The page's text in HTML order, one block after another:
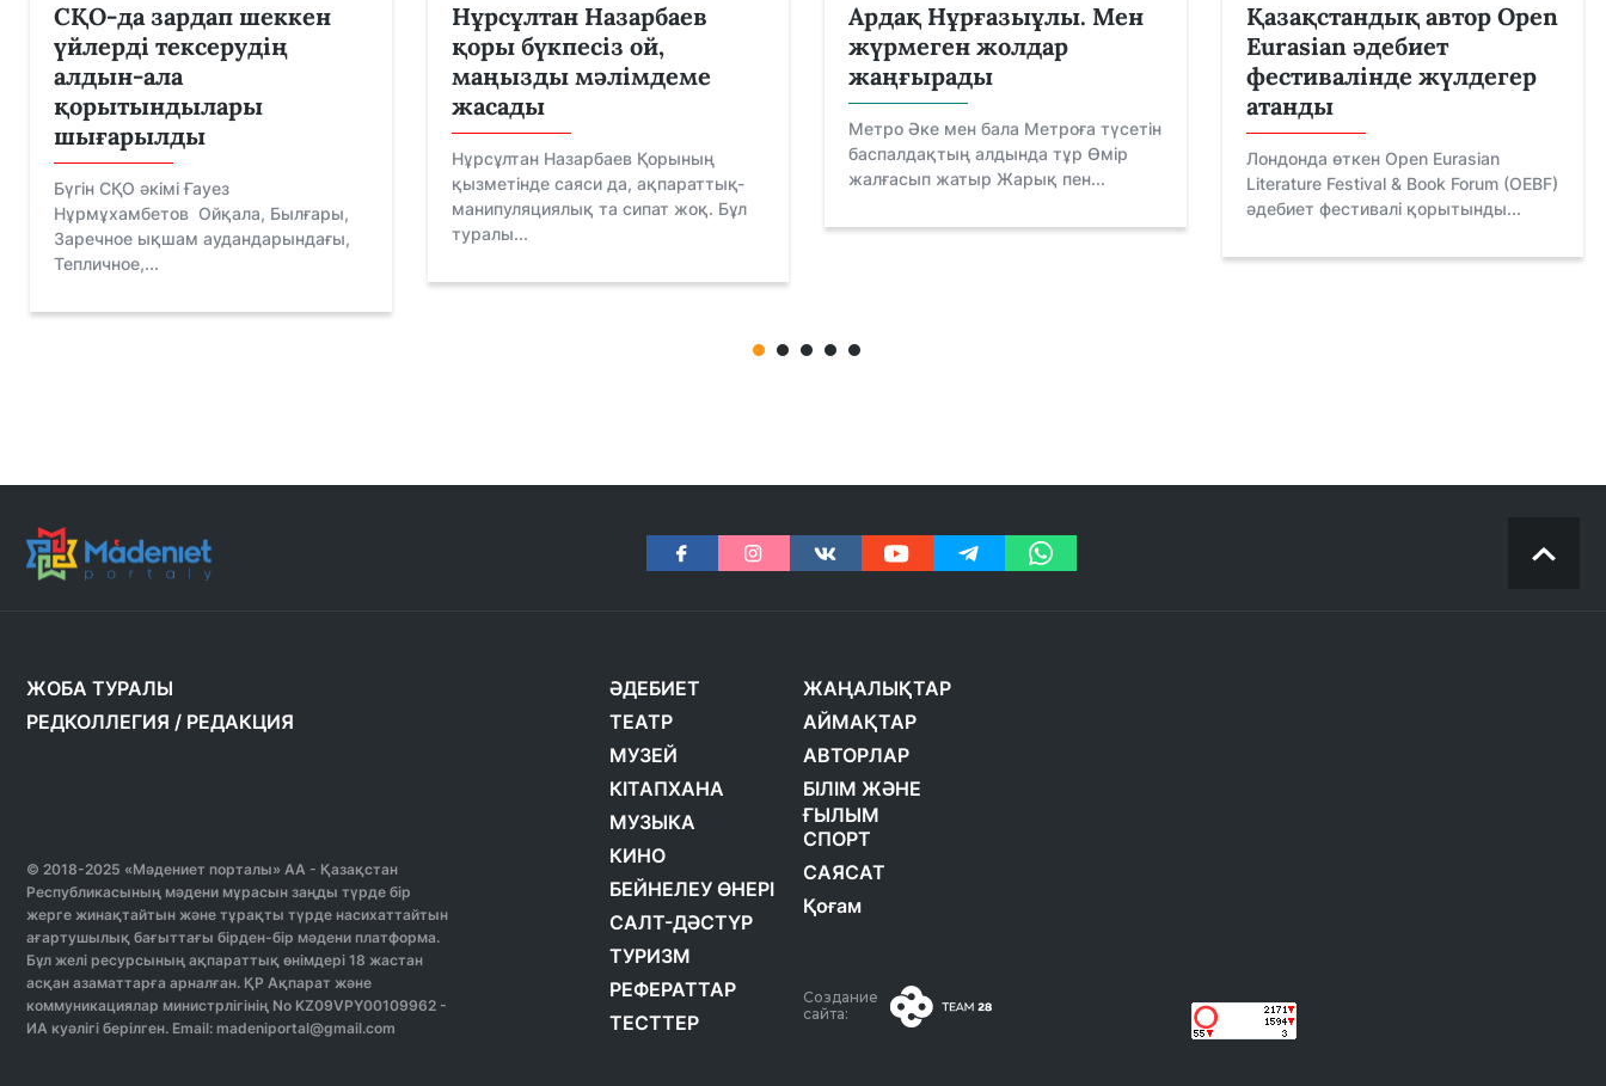
СҚО-да зардап шеккен
үйлерді тексерудің
алдын-ала
қорытындылары
шығарылды
Бүгін СҚО әкімі Ғауез
Нұрмұхамбетов Ойқала, Былғары,
Заречное ықшам аудандарындағы,
Тепличное,...
Нұрсұлтан Назарбаев
қоры бүкпесіз ой,
маңызды мәлімдеме
жасады
Нұрсұлтан Назарбаев Қорының
қызметінде саяси да, ақпараттық-
манипуляциялық та сипат жоқ. Бұл
туралы...
Ардақ Нұрғазыұлы. Мен
жүрмеген жолдар
жаңғырады
Метро Әке мен бала Метроға түсетін
баспалдақтың алдында тұр Өмір
жалғасып жатыр Жарық пен...
Қазақстандық автор Open
Eurasian әдебиет
фестивалінде жүлдегер
атанды
Лондонда өткен Open Eurasian
Literature Festival & Book Forum (OEBF)
әдебиет фестивалі қорытынды...
ЖОБА ТУРАЛЫ
РЕДКОЛЛЕГИЯ / РЕДАКЦИЯ
© 2018-2025 «Мәдениет порталы» АА - Қазақстан
Республикасының мәдени мұрасын заңды түрде бір
жерге жинақтайтын және тұрақты түрде насихаттайтын
ағартушылық бағыттағы бірден-бір мәдени платформа.
Бұл желі ресурсының ақпараттық өнімдері 18 жастан
асқан азаматтарға арналған. ҚР Ақпарат және
коммуникациялар министрлігінің No KZ09VPY00109962 -
ИА куәлігі берілген. Email: madeniportal@gmail.com
ӘДЕБИЕТ
ТЕАТР
МУЗЕЙ
КІТАПХАНА
МУЗЫКА
КИНО
БЕЙНЕЛЕУ ӨНЕРІ
САЛТ-ДӘСТҮР
ТУРИЗМ
РЕФЕРАТТАР
ТЕСТТЕР
ЖАҢАЛЫҚТАР
АЙМАҚТАР
АВТОРЛАР
БІЛІМ ЖӘНЕ
ҒЫЛЫМ
СПОРТ
САЯСАТ
Қоғам
Создание
сайта: